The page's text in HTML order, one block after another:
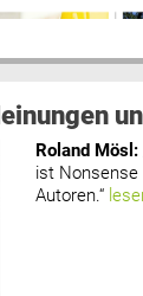
Roland Mösl :
ist
Autoren.“